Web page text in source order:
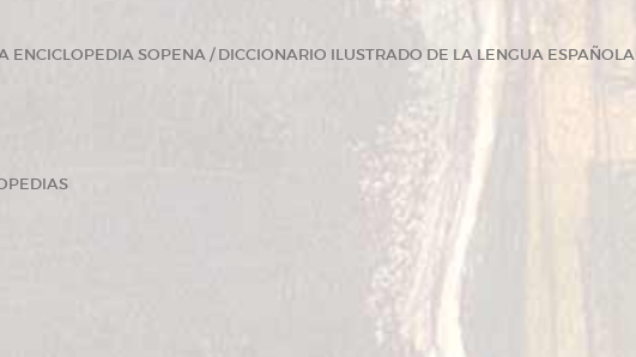
ENCICLOPEDIA SOPENA / DICCIONARIO ILUSTRADO DE LA LENGUA ESPAÑOLA